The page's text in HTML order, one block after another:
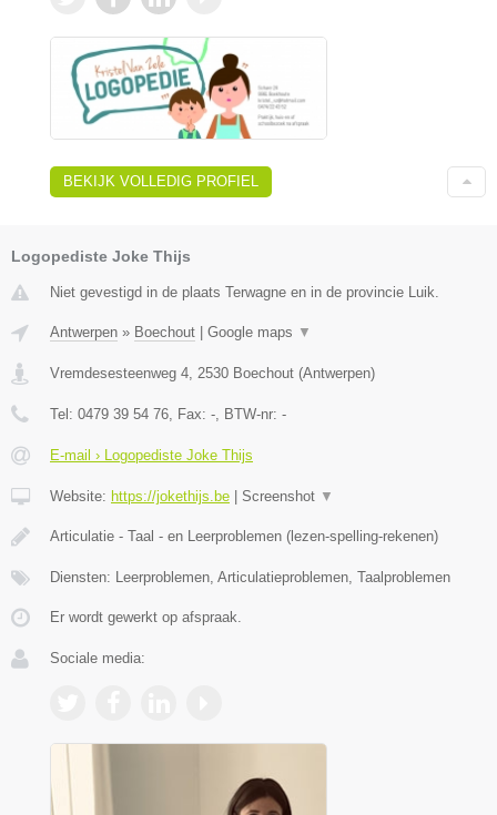
BEKIJK VOLLEDIG PROFIEL
Logopediste Joke Thijs
Niet gevestigd in de plaats Terwagne en in de provincie Luik.
Antwerpen » Boechout Google maps ▼
Vremdesesteenweg 4, 2530 Boechout (Antwerpen)
Tel: 0479 39 54 76, Fax: -, BTW-nr: -
E-mail › Logopediste Joke Thijs
Website: https://jokethijs.be Screenshot ▼
Articulatie - Taal - en Leerproblemen (lezen-spelling-rekenen)
Diensten: Leerproblemen, Articulatieproblemen, Taalproblemen
Er wordt gewerkt op afspraak.
Sociale media: